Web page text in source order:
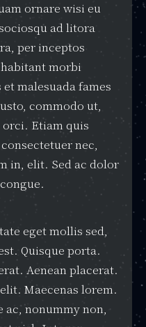
ornare wisi eu
ad litora
per inceptos
morbi
malesuada fames
commodo ut,
Etiam quis
nec,
in, elit. Sed ac dolor
eget mollis sed,
Quisque porta.
Aenean placerat.
Maecenas lorem.
ac, nonummy non,